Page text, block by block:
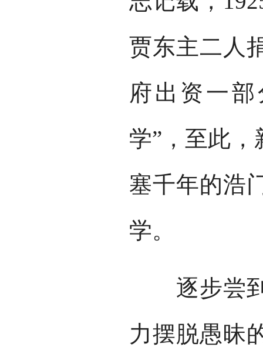
贾东主二人
府出资一
学”，至此
塞千年的浩
学。
逐步尝到
力摆脱愚昧